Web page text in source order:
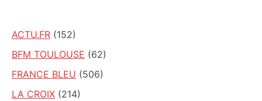
ACTU.FR (152)
BFM TOULOUSE (62)
FRANCE BLEU (506)
LA CROIX (214)